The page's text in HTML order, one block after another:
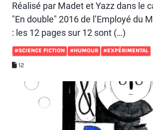
Réalisé par Madet et Yazz dans le
"En double" 2016 de l’Employé du
: les 12 pages sur 12 sont (…)
#SCIENCE FICTION #HUMOUR #EXPÉRIMENTAL
12